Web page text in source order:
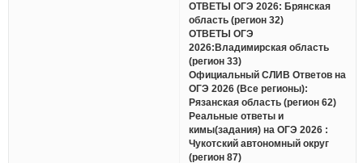
ОТВЕТЫ ОГЭ 2026: Брянская
область (регион 32)
ОТВЕТЫ ОГЭ
2026:Владимирская область
(регион 33)
Официальный СЛИВ Ответов на
ОГЭ 2026 (Все регионы):
Рязанская область (регион 62)
Реальные ответы и
кимы(задания) на ОГЭ 2026 :
Чукотский автономный округ
(регион 87)